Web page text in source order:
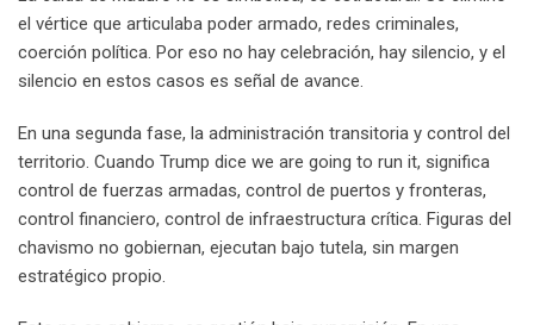
el vértice que articulaba poder armado, redes criminales,
coerción política. Por eso no hay celebración, hay silencio, y el
silencio en estos casos es señal de avance.
En una segunda fase, la administración transitoria y control del
territorio. Cuando Trump dice we are going to run it, significa
control de fuerzas armadas, control de puertos y fronteras,
control financiero, control de infraestructura crítica. Figuras del
chavismo no gobiernan, ejecutan bajo tutela, sin margen
estratégico propio.